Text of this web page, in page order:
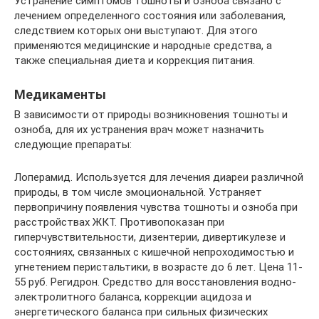
лечением определенного состояния или заболевания,
следствием которых они выступают. Для этого
применяются медицинские и народные средства, а
также специальная диета и коррекция питания.
Медикаменты
В зависимости от природы возникновения тошноты и
озноба, для их устранения врач может назначить
следующие препараты:
Лоперамид. Используется для лечения диареи различной
природы, в том числе эмоциональной. Устраняет
первопричину появления чувства тошноты и озноба при
расстройствах ЖКТ. Противопоказан при
гиперчувствительности, дизентерии, дивертикулезе и
состояниях, связанных с кишечной непроходимостью и
угнетением перистальтики, в возрасте до 6 лет. Цена 11-
55 руб. Регидрон. Средство для восстановления водно-
электролитного баланса, коррекции ацидоза и
энергетического баланса при сильных физических